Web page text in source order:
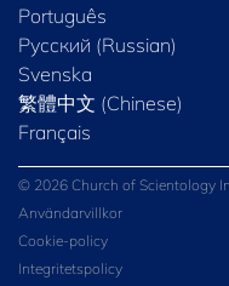
Português
Русский (Russian)
Svenska
繁體中文 (Chinese)
Français
© 2026 Church of Scientology
Användarvillkor
Cookie-policy
Integritetspolicy